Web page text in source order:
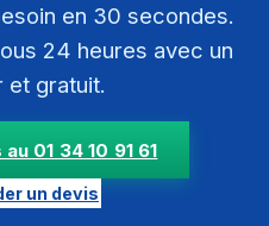
en 30 secondes.
24 heures avec un
et gratuit.
01 34 10 91 61
un devis